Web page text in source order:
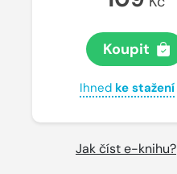
Koupit
Ihned ke stažení
Jak číst e-knihu?